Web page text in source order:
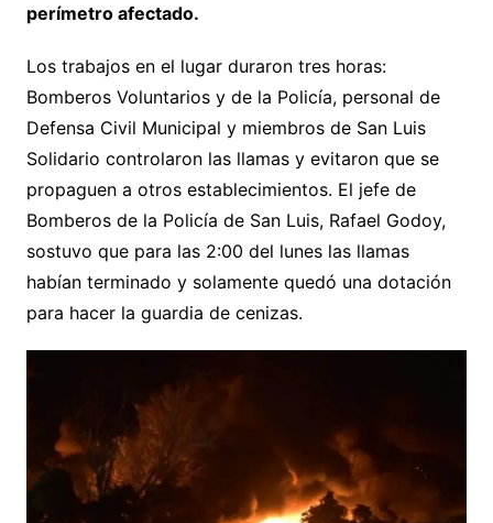
perímetro afectado.
Los trabajos en el lugar duraron tres horas:
Bomberos Voluntarios y de la Policía, personal de
Defensa Civil Municipal y miembros de San Luis
Solidario controlaron las llamas y evitaron que se
propaguen a otros establecimientos. El jefe de
Bomberos de la Policía de San Luis, Rafael Godoy,
sostuvo que para las 2:00 del lunes las llamas
habían terminado y solamente quedó una dotación
para hacer la guardia de cenizas.